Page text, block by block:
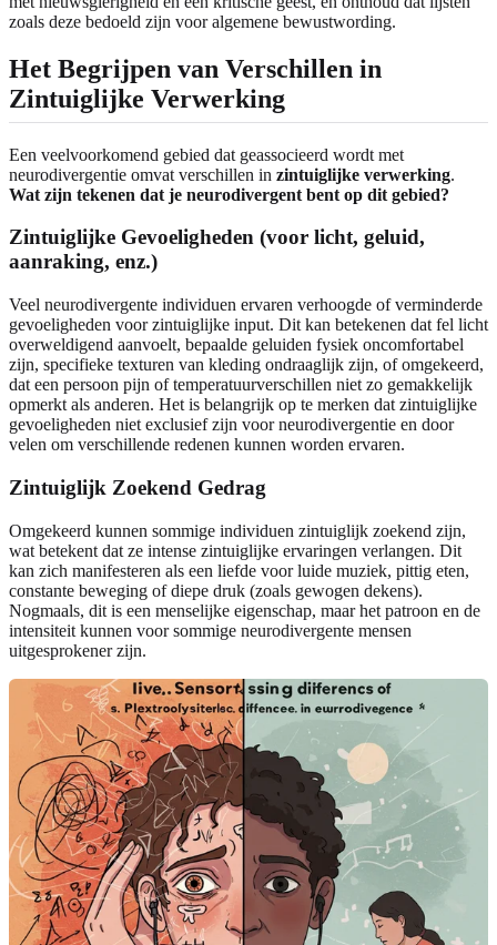
zoals deze bedoeld zijn voor algemene bewustwording.
Het Begrijpen van Verschillen in
Zintuiglijke Verwerking
Een veelvoorkomend gebied dat geassocieerd wordt met
neurodivergentie omvat verschillen in zintuiglijke verwerking.
Wat zijn tekenen dat je neurodivergent bent op dit gebied?
Zintuiglijke Gevoeligheden (voor licht, geluid,
aanraking, enz.)
Veel neurodivergente individuen ervaren verhoogde of verminderde
gevoeligheden voor zintuiglijke input. Dit kan betekenen dat fel licht
overweldigend aanvoelt, bepaalde geluiden fysiek oncomfortabel
zijn, specifieke texturen van kleding ondraaglijk zijn, of omgekeerd,
dat een persoon pijn of temperatuurverschillen niet zo gemakkelijk
opmerkt als anderen. Het is belangrijk op te merken dat zintuiglijke
gevoeligheden niet exclusief zijn voor neurodivergentie en door
velen om verschillende redenen kunnen worden ervaren.
Zintuiglijk Zoekend Gedrag
Omgekeerd kunnen sommige individuen zintuiglijk zoekend zijn,
wat betekent dat ze intense zintuiglijke ervaringen verlangen. Dit
kan zich manifesteren als een liefde voor luide muziek, pittig eten,
constante beweging of diepe druk (zoals gewogen dekens).
Nogmaals, dit is een menselijke eigenschap, maar het patroon en de
intensiteit kunnen voor sommige neurodivergente mensen
uitgesprokener zijn.